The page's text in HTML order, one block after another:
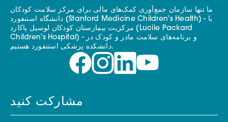
ما تنها سازمان جمع‌آوری کمک‌های مالی برای مرکز سلامت کودکان
دانشگاه استنفورد (Stanford Medicine Children's Health) - با
مرکزیت بیمارستان کودکان لوسیل پاکارد (Lucile Packard
Children's Hospital) - و برنامه‌های سلامت مادر و کودک در
دانشکده پزشکی استنفورد هستیم.
مشارکت کنید